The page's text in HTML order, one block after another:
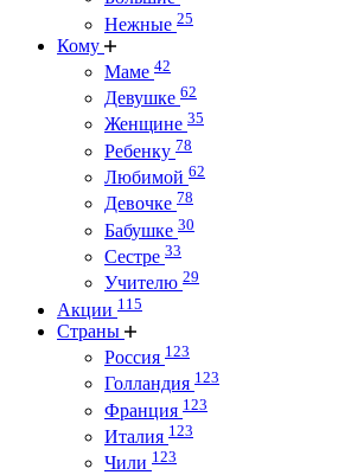
Нежные 25
Кому
Маме 42
Девушке 62
Женщине 35
Ребенку 78
Любимой 62
Девочке 78
Бабушке 30
Сестре 33
Учителю 29
Акции 115
Страны
Россия 123
Голландия 123
Франция 123
Италия 123
Чили 123